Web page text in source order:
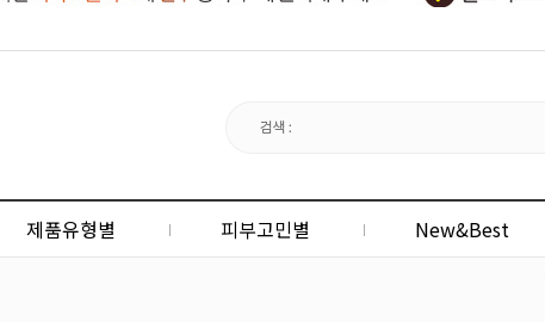
제품유형별 피부고민별 New&Best